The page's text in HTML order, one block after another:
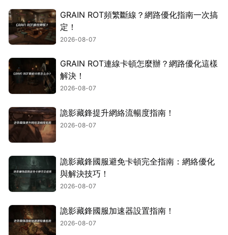
GRAIN ROT頻繁斷線？網路優化指南一次搞
定！
2026-08-07
GRAIN ROT連線卡頓怎麼辦？網路優化這樣
解決！
2026-08-07
詭影藏鋒提升網絡流暢度指南！
2026-08-07
詭影藏鋒國服避免卡頓完全指南：網絡優化
與解決技巧！
2026-08-07
詭影藏鋒國服加速器設置指南！
2026-08-07